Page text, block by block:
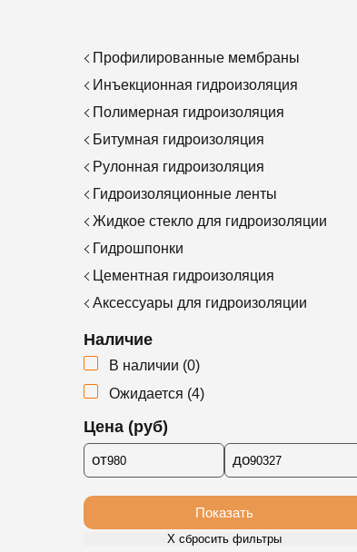
Профилированные мембраны
Инъекционная гидроизоляция
Полимерная гидроизоляция
Битумная гидроизоляция
Рулонная гидроизоляция
Гидроизоляционные ленты
Жидкое стекло для гидроизоляции
Гидрошпонки
Цементная гидроизоляция
Аксессуары для гидроизоляции
Наличие
В наличии (0)
Ожидается (4)
Цена (руб)
от до
Показать
Х сбросить фильтры